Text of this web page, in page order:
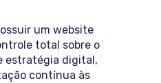
um website
total sobre o
estratégia digital,
contínua às